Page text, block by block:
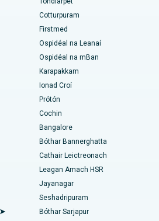
Chennai
Kovai, Karur
Chennai
Vizag
Road, Lucknow
Earnáil-26, Noida
Ahmedabad
Aragonda, Andhra Pradesh
Bannerghatta, Bangalore
Transcatheter
Ionrach
Droim ar Ais
Cotturpuram
Firstmed
Ospidéal na Leanaí
Ospidéal na mBan
Karapakkam
Ionad Croí
Prótón
Cochin
Bangalore
Bóthar Bannerghatta
Cathair Leictreonach
Leagan Amach HSR
Jayanagar
Seshadripuram
Bóthar Sarjapur